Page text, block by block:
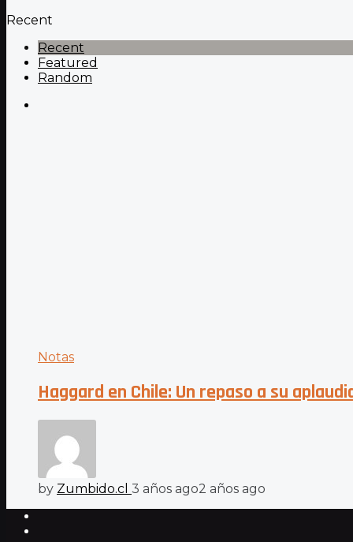
Recent
Recent
Featured
Random
Notas
Haggard en Chile: Un repaso a su
by Zumbido.cl 3 años ago2 años ago